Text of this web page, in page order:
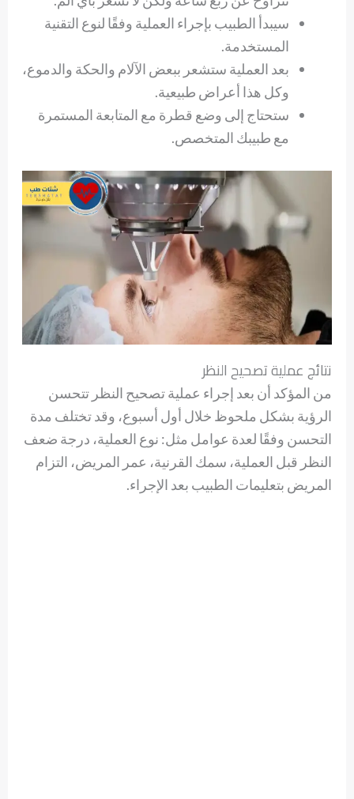
سيبدأ الطبيب بإجراء العملية وفقًا لنوع التقنية
المستخدمة.
بعد العملية ستشعر ببعض الآلام والحكة والدموع،
وكل هذا أعراض طبيعية.
ستحتاج إلى وضع قطرة مع المتابعة المستمرة
مع طبيبك المتخصص.
نتائج عملية تصحيح النظر
من المؤكد أن بعد إجراء عملية تصحيح النظر تتحسن
الرؤية بشكل ملحوظ خلال أول أسبوع، وقد تختلف مدة
التحسن وفقًا لعدة عوامل مثل: نوع العملية، درجة ضعف
النظر قبل العملية، سمك القرنية، عمر المريض، التزام
المريض بتعليمات الطبيب بعد الإجراء.